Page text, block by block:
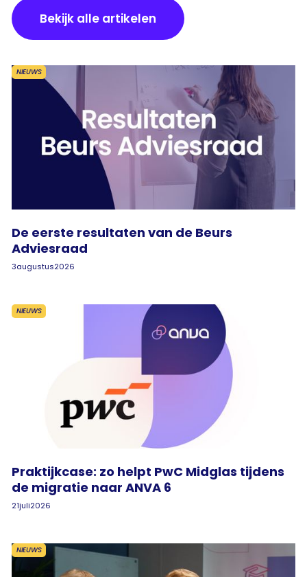
Bekijk alle artikelen
NIEUWS
De eerste resultaten van de Beurs
Adviesraad
3augustus2026
NIEUWS
Praktijkcase: zo helpt PwC Midglas tijdens
de migratie naar ANVA 6
21juli2026
NIEUWS